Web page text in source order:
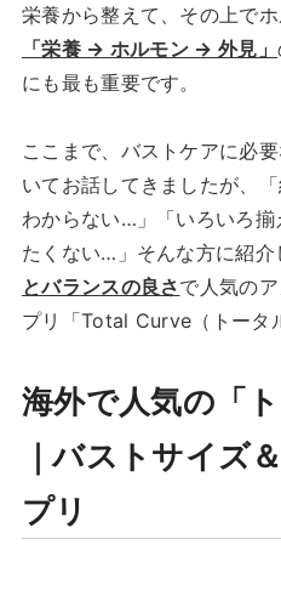
栄養から整えて、その上で
「栄養 → ホルモン → 外見」
にも最も重要です。
ここまで、バストケアに必
いてお話してきましたが、
わからない…」「いろいろ揃
たくない…」そんな方に紹介
とバランスの良さで人気の
プリ「Total Curve（トータ
海外で人気の「
｜バストサイズ
プリ